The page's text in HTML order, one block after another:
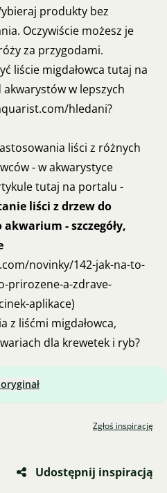
produkty bez
Oczywiście możesz je
za przygodami.
liście migdałowca tutaj na
w lepszych
hledani?
liści z różnych
- w akwarystyce
tutaj na portalu -
liści z drzew do
- szczegóły,
novinky/142-jak-na-to-
prirozene-a-zdrave-
aplikace)
z liśćmi migdałowca,
dla krewetek i ryb?
Zgłoś inspirację
Udostępnij inspiracją